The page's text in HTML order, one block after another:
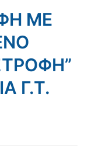
ΜΕ
Γ.Τ.